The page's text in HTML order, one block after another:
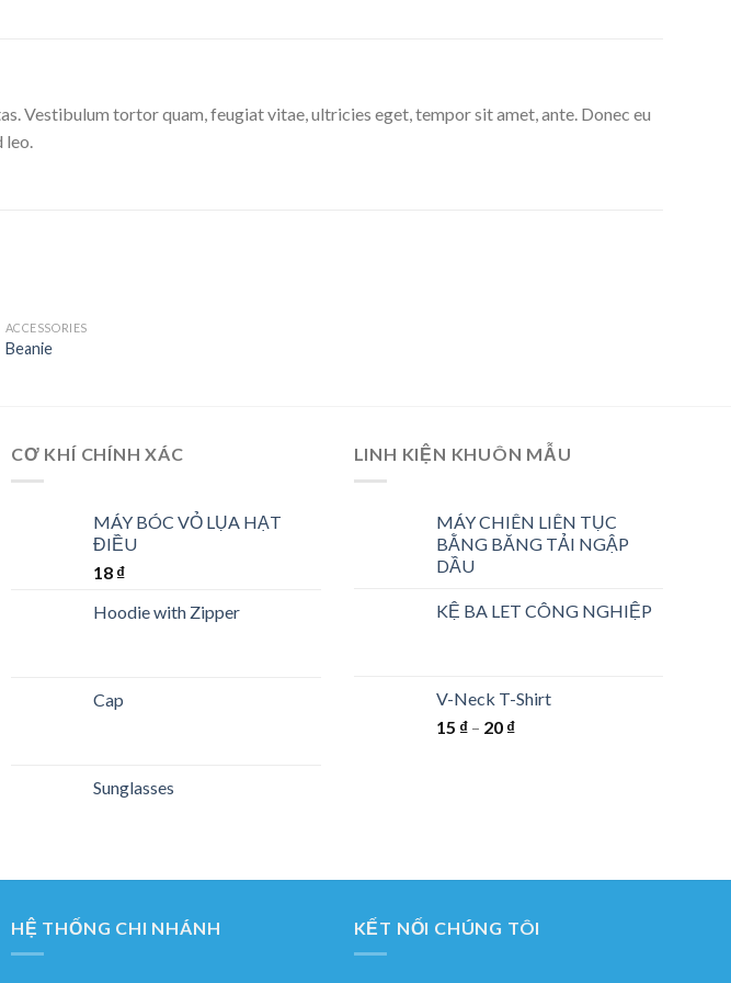
Vestibulum tortor quam, feugiat vitae, ultricies eget, tempor sit amet, ante. Donec eu
ACCESSORIES
Beanie
CƠ KHÍ CHÍNH XÁC
MÁY BÓC VỎ LỤA HẠT
ĐIỀU
18 ₫
Hoodie with Zipper
Cap
Sunglasses
LINH KIỆN KHUÔN MẪU
MÁY CHIÊN LIÊN TỤC
BẰNG BĂNG TẢI NGẬP
DẦU
KỆ BA LET CÔNG NGHIỆP
V-Neck T-Shirt
15 ₫– 20 ₫
HỆ THỐNG CHI NHÁNH KẾT NỐI CHÚNG TÔI